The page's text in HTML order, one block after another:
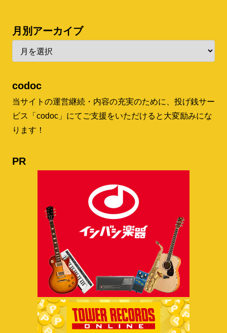
月別アーカイブ
codoc
当サイトの運営継続・内容の充実のために、投げ銭サー
ビス「codoc」にてご支援をいただけると大変励みにな
ります！
PR